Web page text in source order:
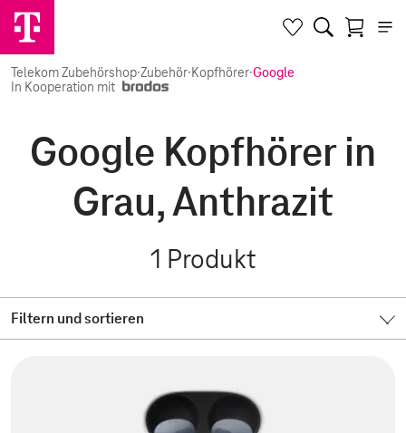
Telekom Zubehörshop·Zubehör·Kopfhörer·Google
In Kooperation mit
Google Kopfhörer in
Grau, Anthrazit
1 Produkt
Filtern und sortieren